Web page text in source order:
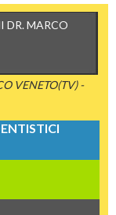
DR. MARCO
VENETO(TV) -